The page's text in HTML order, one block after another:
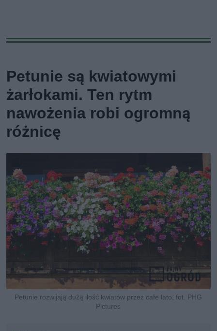
Petunie są kwiatowymi
żarłokami. Ten rytm
nawożenia robi ogromną
różnicę
Petunie rozwijają dużą ilość kwiatów przez całe lato, fot. PHG
Pictures